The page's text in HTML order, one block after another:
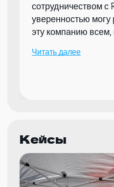
сотрудничеством с
уверенностью
эту компанию всем,
мероприятий.
Читать далее
Кейсы